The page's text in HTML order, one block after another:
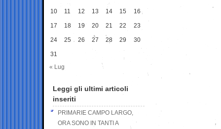
10 11 12 13 14 15 16
17 18 19 20 21 22 23
24 25 26 27 28 29 30
31
« Lug
Leggi gli ultimi articoli
inseriti
PRIMARIE CAMPO LARGO,
ORA SONO IN TANTI A